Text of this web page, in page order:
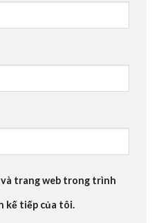
trang web trong trình
kế tiếp của tôi.